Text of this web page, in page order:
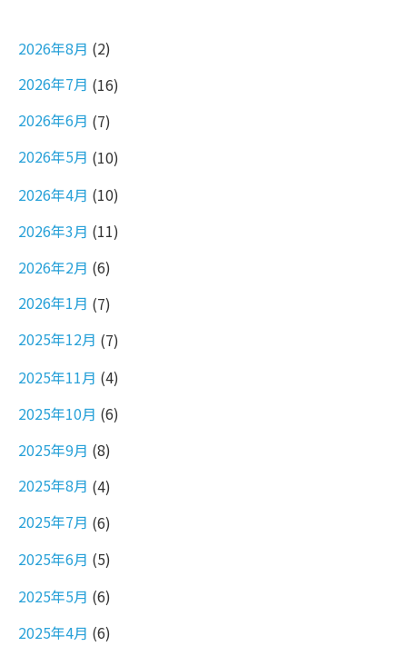
2026年8月 (2)
2026年7月 (16)
2026年6月 (7)
2026年5月 (10)
2026年4月 (10)
2026年3月 (11)
2026年2月 (6)
2026年1月 (7)
2025年12月 (7)
2025年11月 (4)
2025年10月 (6)
2025年9月 (8)
2025年8月 (4)
2025年7月 (6)
2025年6月 (5)
2025年5月 (6)
2025年4月 (6)